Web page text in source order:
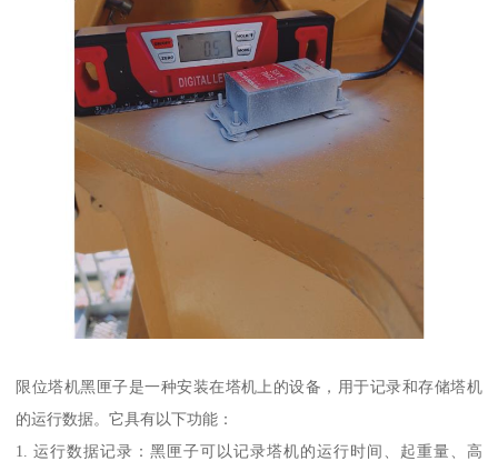
限位塔机黑匣子是一种安装在塔机上的设备，用于记录和存储塔机
的运行数据。它具有以下功能：
1. 运行数据记录：黑匣子可以记录塔机的运行时间、起重量、高